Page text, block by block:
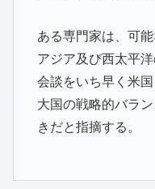
ある専門家は、可
アジア及び西太平
会談をいち早く米
大国の戦略的バラ
きだと指摘する。